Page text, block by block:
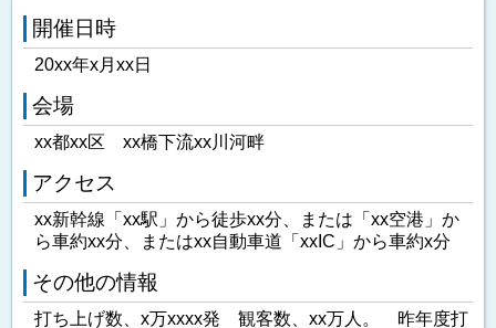
開催日時
20xx年x月xx日
会場
xx都xx区 xx橋下流xx川河畔
アクセス
xx新幹線「xx駅」から徒歩xx分、または「xx空港」か
ら車約xx分、またはxx自動車道「xxIC」から車約x分
その他の情報
打ち上げ数、x万xxxx発 観客数、xx万人。 昨年度打